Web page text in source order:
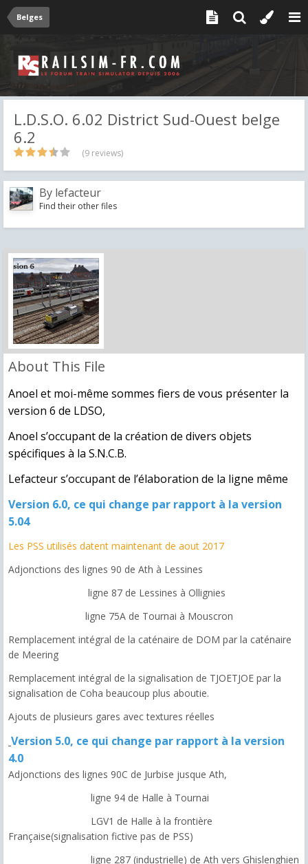
Belges
L.D.S.O. 6.02 District Sud-Ouest belge
6.2
(9 reviews)
By lefacteur
Find their other files
About This File
Anoel et moi-même sommes fiers de vous présenter la
version 6 de LDSO,
Anoel s’occupant de la création de divers objets
spécifiques à la S.N.C.B.
Lefacteur s’occupant de l’élaboration de la ligne même
Version 6.0, ce qui change par rapport à la version
5.04
Les PSS utilisés datent maintenant de aout 2017
Adjonctions des lignes 90 de Ath à Lessines
ligne 87 de Lessines à Ollignies
ligne 75A de Tournai à Mouscron
Remplacement intégral de la caténaire de DOM par la caténaire
de Meering
Remplacement intégral de la signalisation de TJOETJOE par la
signalisation de Coha beaucoup plus aboutie.
Ajouts de plusieurs gares avec textures réelles
Version 5.0, ce qui change par rapport à la version
4.0
Adjonctions des lignes 90C de Jurbise jusque Ath,
ligne 94 de Halle à Tournai
LGV1 de Halle à la frontière
Française(signalisation fictive pas de PSS)
ligne 287 (industrielle) de Ath vers Ghislenghien